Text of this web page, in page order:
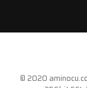
© 2020